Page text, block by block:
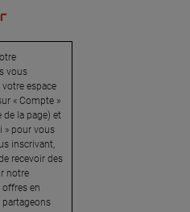
vous
espace
« Compte »
de la page) et
» pour vous
inscrivant,
recevoir des
notre
en